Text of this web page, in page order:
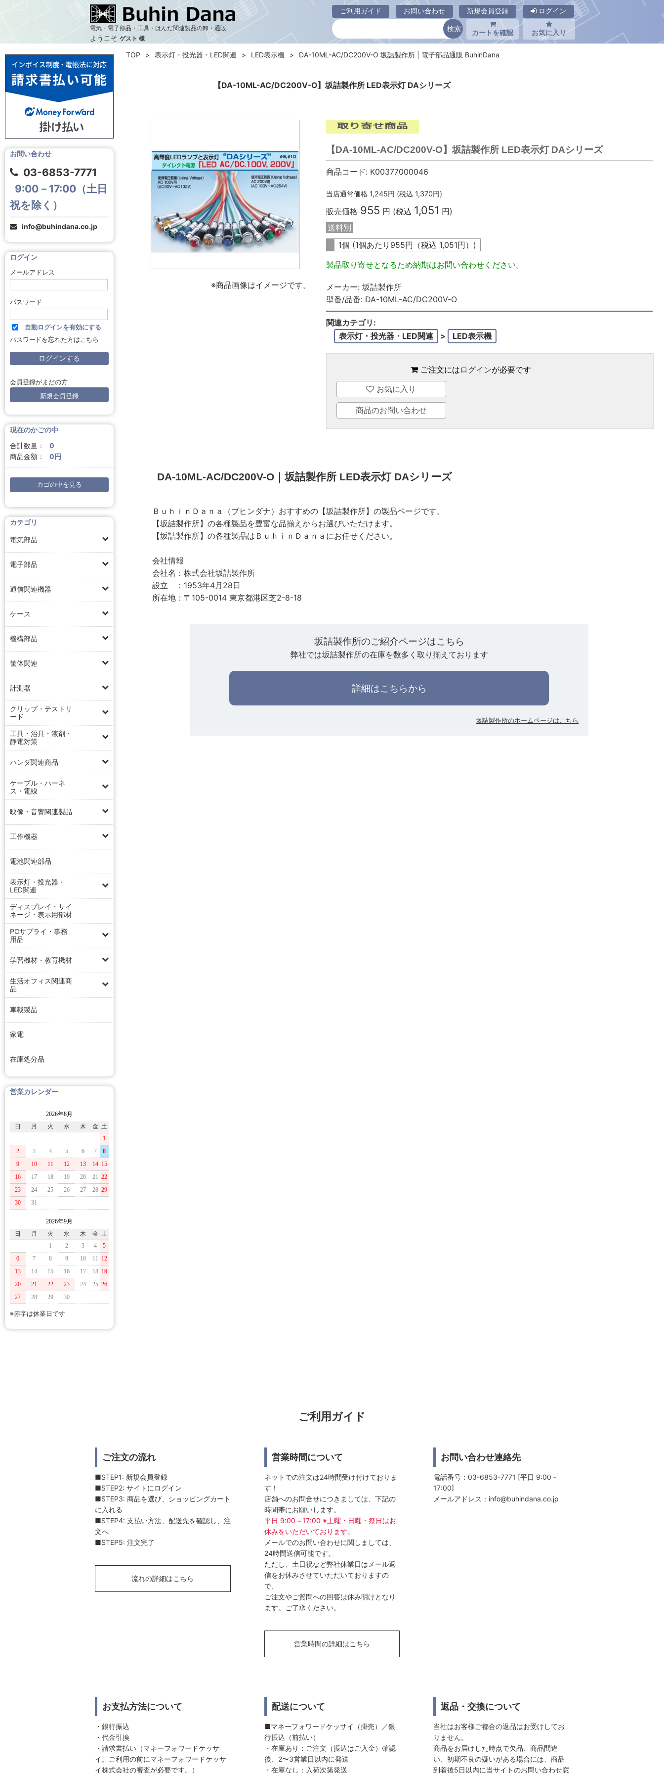
電気・電子部品・工具・はんだ関連製品の卸・通販
ようこそ ゲスト 様
ご利用ガイド お問い合わせ 新規会員登録 ログイン
カートを確認 お気に入り
【DA-10ML-AC/DC200V-O】坂詰製作所 LED表示灯 DAシリーズ
お問い合わせ
03-6853-7771
9:00－17:00（土日
祝を除く）
info@buhindana.co.jp
ログイン
メールアドレス
パスワード
自動ログインを有効にする
パスワードを忘れた方はこちら
会員登録がまだの方
新規会員登録
現在のかごの中
合計数量：
0
商品金額：
0円
カゴの中を見る
カテゴリ
電気部品
電子部品
通信関連機器
ケース
機構部品
筐体関連
計測器
クリップ・テストリ
ード
工具・治具・液剤・
静電対策
ハンダ関連商品
ケーブル・ハーネ
ス・電線
映像・音響関連製品
工作機器
電池関連部品
表示灯・投光器・
LED関連
ディスプレイ・サイ
ネージ・表示用部材
PCサプライ・事務
用品
学習機材・教育機材
生活オフィス関連商
品
車載製品
家電
在庫処分品
営業カレンダー
2026年8月
日
月 火 水 木 金 土
1
2
3 4 5 6 7
8
9
10 11 12 13 14 15
16
17 18 19 20 21 22
23
24 25 26 27 28 29
30
31
2026年9月
日
月 火 水 木 金 土
1
2 3 4
5
6
7 8 9 10 11 12
13
14 15 16 17 18 19
20
21 22 23 24 25 26
27
28 29 30
※赤字は休業日です
TOP 表示灯・投光器・LED関連 LED表示機 DA-10ML-AC/DC200V-O 坂詰製作所 | 電子部品通販 BuhinDana
※商品画像はイメージです。
【DA-10ML-AC/DC200V-O】坂詰製作所 LED表示灯 DAシリーズ
商品コード: K00377000046
当店通常価格 1,245円 (税込 1,370円)
販売価格 955 円 (税込 1,051 円)
送料別
1個 (1個あたり 955円（税込 1,051円）)
製品取り寄せとなるため納期はお問い合わせください。
メーカー: 坂詰製作所
型番/品番: DA-10ML-AC/DC200V-O
関連カテゴリ:
表示灯・投光器・LED関連
> LED表示機
ご注文には ログインが必要です
お気に入り
商品のお問い合わせ
DA-10ML-AC/DC200V-O｜坂詰製作所 LED表示灯 DAシリーズ
ＢｕｈｉｎＤａｎａ（ブヒンダナ）おすすめの【坂詰製作所】の製品ページです。
【坂詰製作所】の各種製品を豊富な品揃えからお選びいただけます。
【坂詰製作所】の各種製品はＢｕｈｉｎＤａｎａにお任せください。
会社情報
会社名：株式会社坂詰製作所
設立 ：1953年4月28日
所在地：〒105-0014 東京都港区芝2-8-18
坂詰製作所のご紹介ページはこちら
弊社では坂詰製作所の在庫を数多く取り揃えております
詳細はこちらから
坂詰製作所のホームページはこちら
ご利用ガイド
ご注文の流れ
■STEP1: 新規会員登録
■STEP2: サイトにログイン
■STEP3: 商品を選び、ショッピングカート
に入れる
■STEP4: 支払い方法、配送先を確認し、注
文へ
■STEP5: 注文完了
流れの詳細はこちら
営業時間について
ネットでの注文は24時間受け付けておりま
す！
店舗へのお問合せにつきましては、下記の
時間帯にお願いします。
平日 9:00～17:00 ※土曜・日曜・祭日はお
休みをいただいております。
メールでのお問い合わせに関しましては、
24時間送信可能です。
ただし、土日祝など弊社休業日はメール返
信をお休みさせていただいておりますの
で、
ご注文やご質問への回答は休み明けとなり
ます。ご了承ください。
営業時間の詳細はこちら
お問い合わせ連絡先
電話番号：03-6853-7771 [平日 9:00－
17:00]
メールアドレス： info@buhindana.co.jp
お支払方法について
・銀行振込
・代金引換
・請求書払い（マネーフォワードケッサ
イ。ご利用の前にマネーフォワードケッサ
イ株式会社の審査が必要です。）
配送について
■マネーフォワードケッサイ（掛売）／銀
行振込（前払い）
・在庫あり：ご注文（振込はご入金）確認
後、2〜3営業日以内に発送
・在庫なし：入荷次第発送
返品・交換について
当社はお客様ご都合の返品はお受けしてお
りません。
商品をお届けした時点で欠品、商品間違
い、初期不良の疑いがある場合には、商品
到着後5日以内に当サイトのお問い合わせ窓